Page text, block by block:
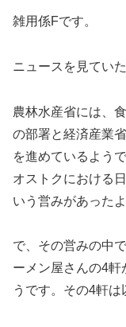
雑用係Fです。
ニュースを見てい
農林水産省には、
の部署と経済産業
を進めているよう
オストクにおける
いう営みがあったよ
で、その営みの中
ーメン屋さんの4軒
うです。その4軒は